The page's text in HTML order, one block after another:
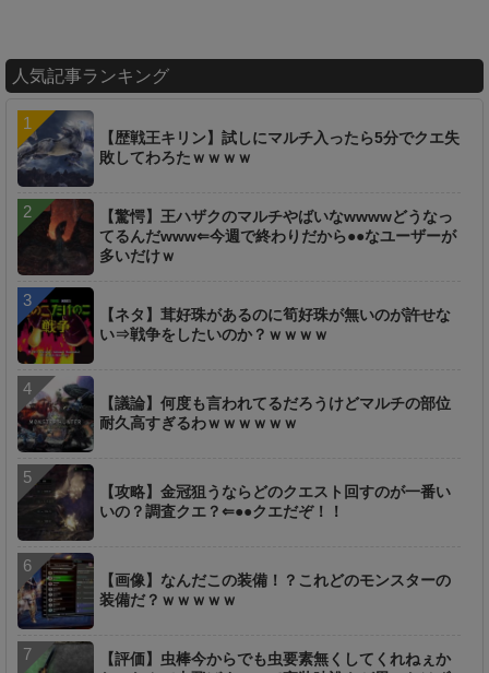
人気記事ランキング
【歴戦王キリン】試しにマルチ入ったら5分でクエ失
敗してわろたｗｗｗｗ
【驚愕】王ハザクのマルチやばいなwwwwどうなっ
てるんだwww⇐今週で終わりだから●●なユーザーが
多いだけｗ
【ネタ】茸好珠があるのに筍好珠が無いのが許せな
い⇒戦争をしたいのか？ｗｗｗｗ
【議論】何度も言われてるだろうけどマルチの部位
耐久高すぎるわｗｗｗｗｗｗ
【攻略】金冠狙うならどのクエスト回すのが一番い
いの？調査クエ？⇐●●クエだぞ！！
【画像】なんだこの装備！？これどのモンスターの
装備だ？ｗｗｗｗｗ
【評価】虫棒今からでも虫要素無くしてくれねぇか